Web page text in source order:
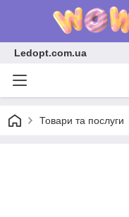
Ledopt.com.ua
Товари та послуги